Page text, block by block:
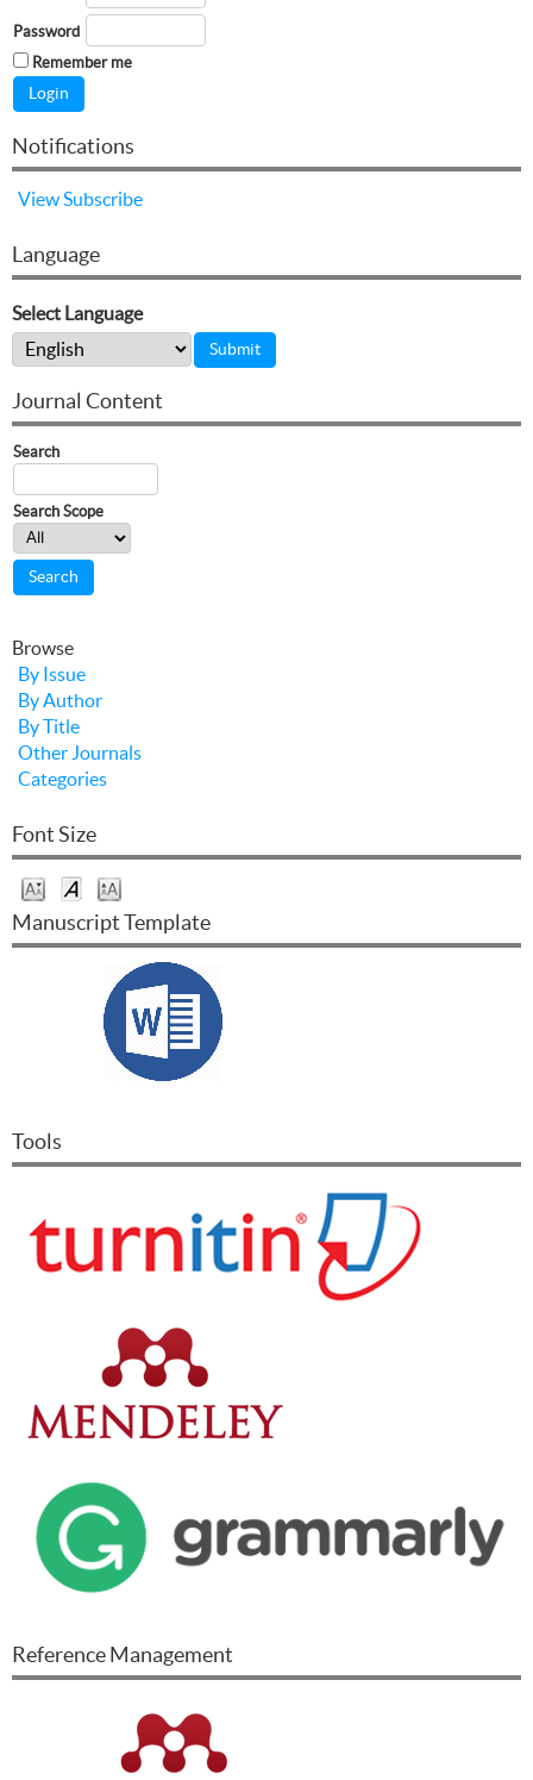
Password
Remember me
Notifications
View Subscribe
Language
Select Language
Journal Content
Search
Search Scope
Browse
By Issue
By Author
By Title
Other Journals
Categories
Font Size
Manuscript Template
Tools
Reference Management